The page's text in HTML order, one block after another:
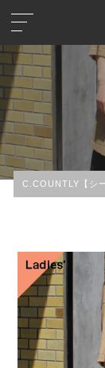
C.COUNTLY【シ